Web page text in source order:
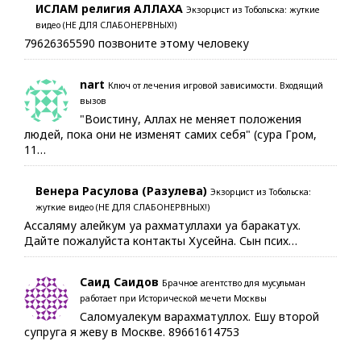
ИСЛАМ религия АЛЛАХА Экзорцист из Тобольска: жуткие
видео (НЕ ДЛЯ СЛАБОНЕРВНЫХ!)
79626365590 позвоните этому человеку
nart Ключ от лечения игровой зависимости. Входящий
вызов
"Воистину, Аллах не меняет положения
людей, пока они не изменят самих себя" (сура Гром,
11…
Венера Расулова (Разулева) Экзорцист из Тобольска:
жуткие видео (НЕ ДЛЯ СЛАБОНЕРВНЫХ!)
Ассаляму алейкум уа рахматуллахи уа баракатух.
Дайте пожалуйста контакты Хусейна. Сын псих…
Саид Саидов Брачное агентство для мусульман
работает при Исторической мечети Москвы
Саломуалекум варахматуллох. Ешу второй
супруга я жеву в Москве. 89661614753